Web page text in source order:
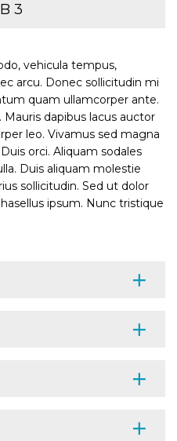
3
vehicula tempus,
arcu. Donec sollicitudin mi
quam ullamcorper ante.
dapibus lacus auctor
leo. Vivamus sed magna
orci. Aliquam sodales
Duis aliquam molestie
sollicitudin. Sed ut dolor
ipsum. Nunc tristique